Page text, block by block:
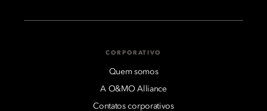
CORPORATIVO
Quem somos
A O&MO Alliance
Contatos corporativos